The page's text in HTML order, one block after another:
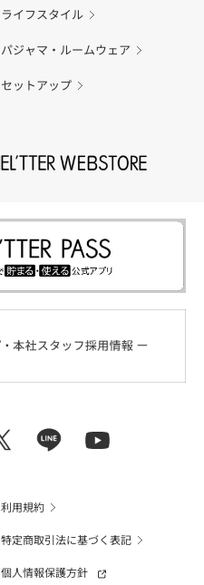
ライフスタイル
パジャマ・ルームウェア
セットアップ
利用規約
特定商取引法に基づく表記
個人情報保護方針